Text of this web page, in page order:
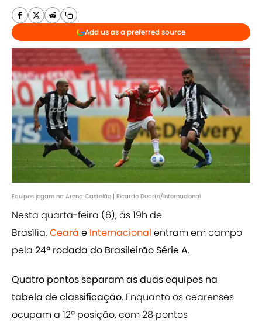
Add us as a preferred source
Equipes jogam na Arena Castelão | Ricardo Duarte/Internacional
Nesta quarta-feira (6), às 19h de
Brasília,Ceará e Internacional entram em campo
pela 24ª rodada do Brasileirão Série A.
Quatro pontos separam as duas equipes na
tabela de classificação. Enquanto os cearenses
ocupam a 12ª posição, com 28 pontos